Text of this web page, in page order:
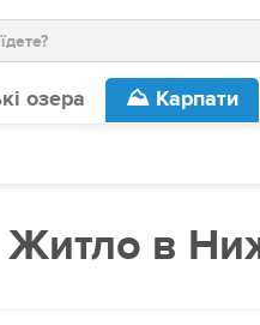
озера ⛰️ Карпати
Житло в